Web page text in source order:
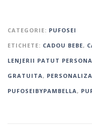
CATEGORIE: PUFOSEI
ETICHETE: CADOU BEBE,
LENJERII PATUT
GRATUITA,
PUFOSEIBYPAMBELLA,